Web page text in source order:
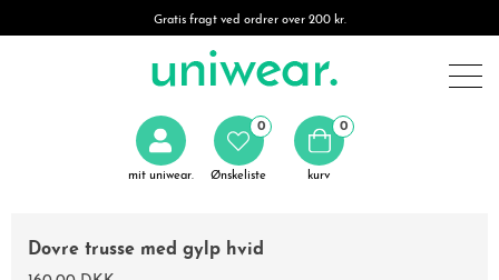
Gratis fragt ved ordrer over 200 kr.
mit uniwear. Ønskeliste
0 0
kurv
Dovre trusse med gylp hvid